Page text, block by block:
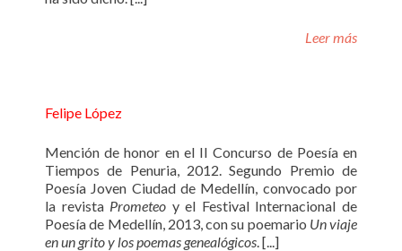
Leer más
Felipe López
Mención de honor en el II Concurso de Poesía en
Tiempos de Penuria, 2012. Segundo Premio de
Poesía Joven Ciudad de Medellín, convocado por
la revista Prometeo y el Festival Internacional de
Poesía de Medellín, 2013, con su poemario Un viaje
en un grito y los poemas genealógicos. [...]